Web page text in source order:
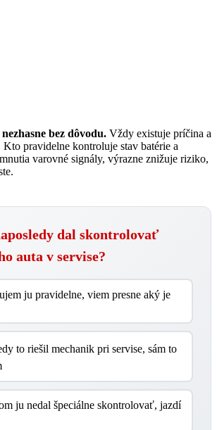
bez dôvodu. Vždy existuje príčina a
pravidelne kontroluje stav batérie a
varovné signály, výrazne znižuje riziko,
dal skontrolovať
auta v servise?
ju pravidelne, viem presne aký je
to riešil mechanik pri servise, sám to
ju nedal špeciálne skontrolovať, jazdí